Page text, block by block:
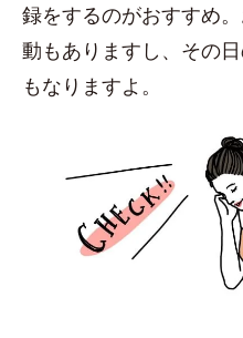
録をするのがおすすめ
動もありますし、その
もなりますよ。